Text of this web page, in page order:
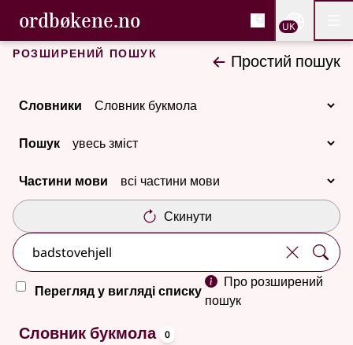
Перейти до основного вмісту
Доступність
ordbøkene.no, Cловник букмола та
Cловник букмола та Словник нюношка
UK
Розширений пошук Простий пошук
Словники
Пошук
Частини мови
Скинути
Перегляд у вигляді списку
Про розширений
пошук
Немає результатів
Словник букмола 0